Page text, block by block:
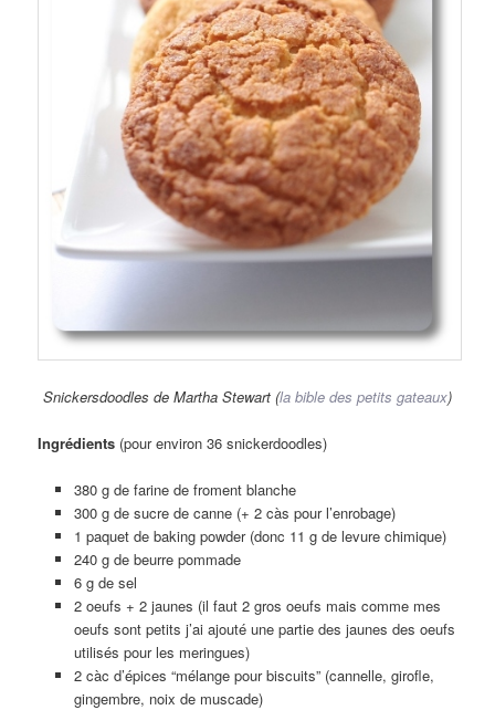
Snickersdoodles de Martha Stewart (la bible des petits gateaux)
Ingrédients (pour environ 36 snickerdoodles)
380 g de farine de froment blanche
300 g de sucre de canne (+ 2 càs pour l’enrobage)
1 paquet de baking powder (donc 11 g de levure chimique)
240 g de beurre pommade
6 g de sel
2 oeufs + 2 jaunes (il faut 2 gros oeufs mais comme mes
oeufs sont petits j’ai ajouté une partie des jaunes des oeufs
utilisés pour les meringues)
2 càc d’épices “mélange pour biscuits” (cannelle, girofle,
gingembre, noix de muscade)